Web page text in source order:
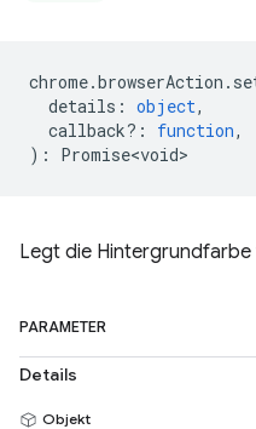
chrome.browserAction .
details : object,
callback? : function,
) : Promise<void>
Legt die
PARAMETER
Details
Objekt